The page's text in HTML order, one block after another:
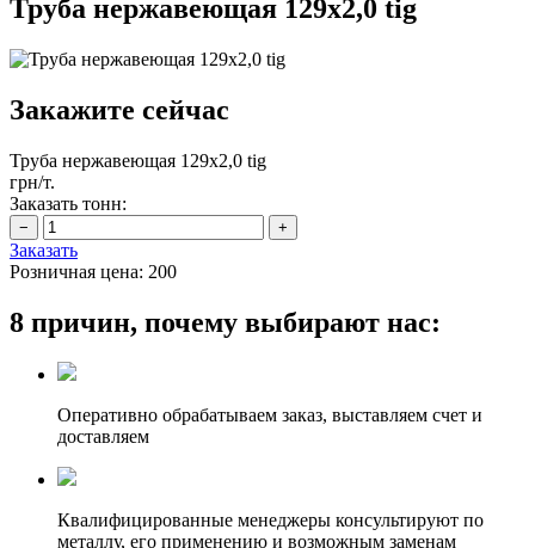
Труба нержавеющая 129х2,0 tig
Закажите сейчас
Труба нержавеющая 129х2,0 tig
грн/т.
Заказать тонн:
Заказать
Розничная цена: 200
8 причин, почему выбирают нас:
Оперативно обрабатываем заказ, выставляем счет и
доставляем
Квалифицированные менеджеры консультируют по
металлу, его применению и возможным заменам